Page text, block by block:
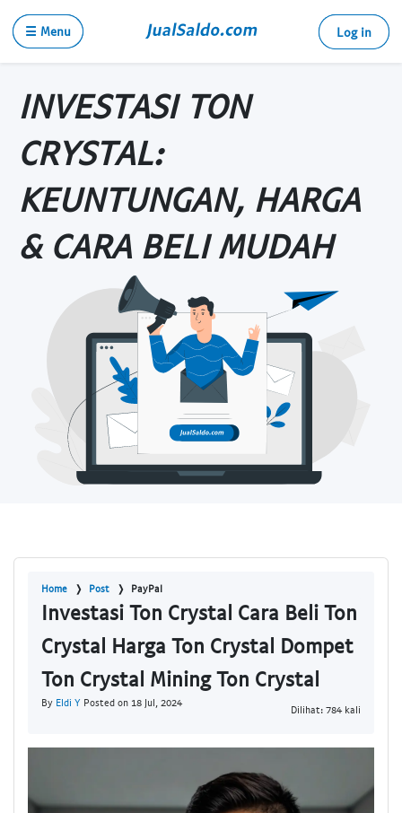
☰ Menu Log in
INVESTASI TON
CRYSTAL:
KEUNTUNGAN, HARGA
& CARA BELI MUDAH
Home Post PayPal
Investasi Ton Crystal Cara Beli Ton
Crystal Harga Ton Crystal Dompet
Ton Crystal Mining Ton Crystal
By Eldi Y Posted on 18 Jul, 2024
Dilihat: 784 kali